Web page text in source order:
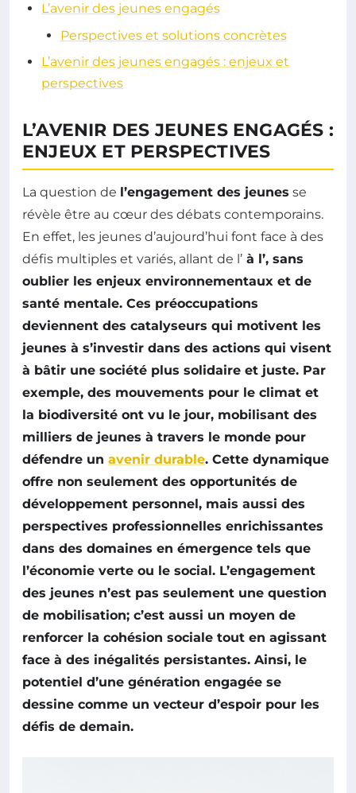
L’avenir des jeunes engagés
Perspectives et solutions concrètes
L’avenir des jeunes engagés : enjeux et
perspectives
L’AVENIR DES JEUNES ENGAGÉS :
ENJEUX ET PERSPECTIVES
La question de l’engagement des jeunes se
révèle être au cœur des débats contemporains.
En effet, les jeunes d’aujourd’hui font face à des
défis multiples et variés, allant de l’ à l’, sans
oublier les enjeux environnementaux et de
santé mentale. Ces préoccupations
deviennent des catalyseurs qui motivent les
jeunes à s’investir dans des actions qui visent
à bâtir une société plus solidaire et juste. Par
exemple, des mouvements pour le climat et
la biodiversité ont vu le jour, mobilisant des
milliers de jeunes à travers le monde pour
défendre un avenir durable. Cette dynamique
offre non seulement des opportunités de
développement personnel, mais aussi des
perspectives professionnelles enrichissantes
dans des domaines en émergence tels que
l’économie verte ou le social. L’engagement
des jeunes n’est pas seulement une question
de mobilisation; c’est aussi un moyen de
renforcer la cohésion sociale tout en agissant
face à des inégalités persistantes. Ainsi, le
potentiel d’une génération engagée se
dessine comme un vecteur d’espoir pour les
défis de demain.